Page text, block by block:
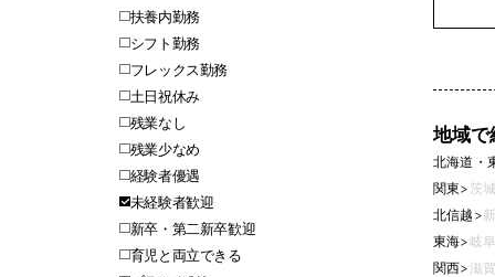
扶養内勤務
シフト勤務
フレックス勤務
土日祝休み
残業なし
残業少なめ
経験者優遇
未経験者歓迎
新卒・第二新卒歓迎
育児と両立できる
地域で
北海道・
関東> 茨
北信越 >
東海>岐
関西>滋